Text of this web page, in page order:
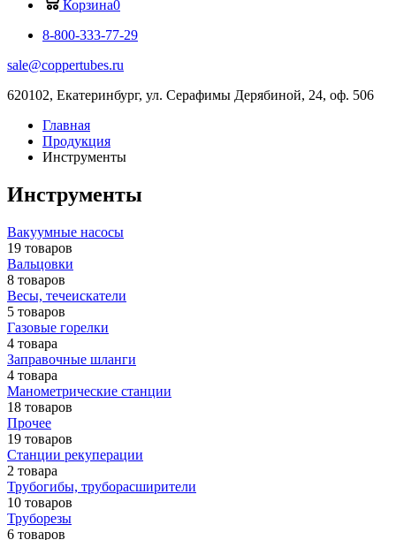
Корзина0
8-800-333-77-29
sale@coppertubes.ru
620102, Екатеринбург, ул. Серафимы Дерябиной, 24, оф. 506
Главная
Продукция
Инструменты
Инструменты
Вакуумные насосы
19 товаров
Вальцовки
8 товаров
Весы, течеискатели
5 товаров
Газовые горелки
4 товара
Заправочные шланги
4 товара
Манометрические станции
18 товаров
Прочее
19 товаров
Станции рекуперации
2 товара
Трубогибы, труборасширители
10 товаров
Труборезы
6 товаров